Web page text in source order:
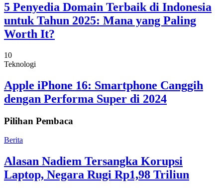
5 Penyedia Domain Terbaik di Indonesia
untuk Tahun 2025: Mana yang Paling
Worth It?
10
Teknologi
Apple iPhone 16: Smartphone Canggih
dengan Performa Super di 2024
Pilihan Pembaca
Berita
Alasan Nadiem Tersangka Korupsi
Laptop, Negara Rugi Rp1,98 Triliun